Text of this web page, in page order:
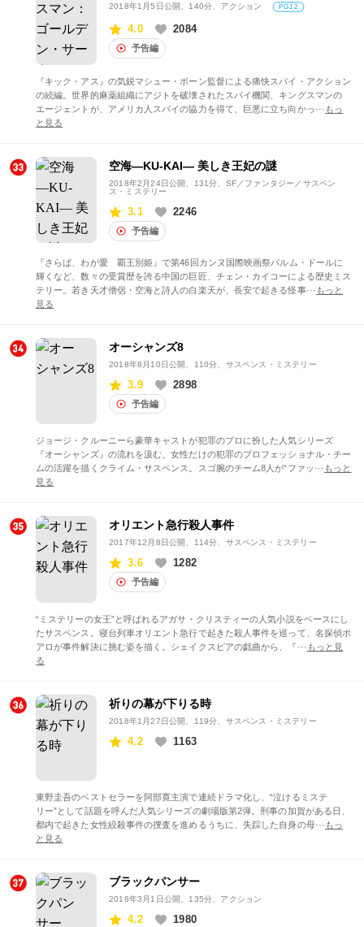
2018年1月5日公開、140分、アクション PG12
4.0 2084
予告編
『キック・アス』の気鋭マシュー・ボーン監督による痛快スパイ・アクション
の続編。世界的麻薬組織にアジトを破壊されたスパイ機関、キングスマンの
エージェントが、アメリカ人スパイの協力を得て、巨悪に立ち向かっ··· もっ
と見る
空海―KU-KAI― 美しき王妃の謎
2018年2月24日公開
、131分、SF／ファンタジー／サスペン
ス・ミステリー
3.1 2246
予告編
『さらば、わが愛 覇王別姫』で第46回カンヌ国際映画祭パルム・ドールに
輝くなど、数々の受賞歴を誇る中国の巨匠、チェン・カイコーによる歴史ミス
テリー。若き天才僧侶・空海と詩人の白楽天が、長安で起きる怪事··· もっと
見る
オーシャンズ8
2018年8月10日公開 、110分、サスペンス・ミステリー
3.9 2898
予告編
ジョージ・クルーニーら豪華キャストが犯罪のプロに扮した人気シリーズ
『オーシャンズ』の流れを汲む、女性だけの犯罪のプロフェッショナル・チー
ムの活躍を描くクライム・サスペンス。スゴ腕のチーム8人が“ファッ··· もっと
見る
オリエント急行殺人事件
2017年12月8日公開、114分、サスペンス・ミステリー
3.6 1282
予告編
“ミステリーの女王”と呼ばれるアガサ・クリスティーの人気小説をベースにし
たサスペンス。寝台列車オリエント急行で起きた殺人事件を巡って、名探偵ポ
アロが事件解決に挑む姿を描く。シェイクスピアの戯曲から、『··· もっと見
る
祈りの幕が下りる時
2018年1月27日公開 、119分、サスペンス・ミステリー
4.2 1163
東野圭吾のベストセラーを阿部寛主演で連続ドラマ化し、“泣けるミステ
リー”として話題を呼んだ人気シリーズの劇場版第2弾。刑事の加賀がある日、
都内で起きた女性絞殺事件の捜査を進めるうちに、失踪した自身の母··· もっ
と見る
ブラックパンサー
2018年3月1日公開、135分、アクション
4.2 1980